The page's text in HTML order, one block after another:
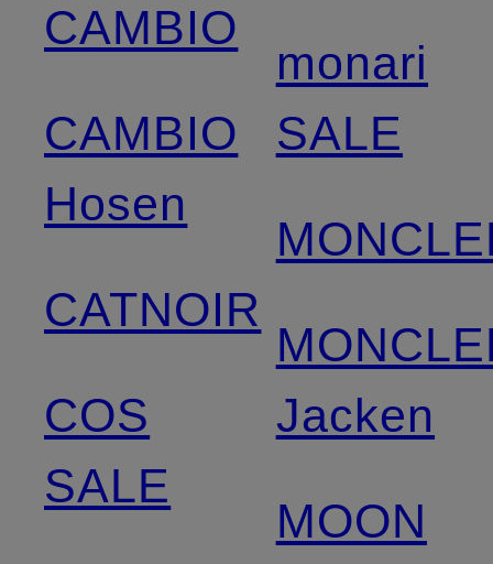
CAMBIO
CAMBIO
Hosen
CATNOIR
COS
SALE
monari
SALE
Jacken
MOON